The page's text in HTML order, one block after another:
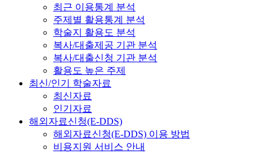
최근 이용통계 분석
주제별 활용통계 분석
학술지 활용도 분석
복사/대출제공 기관 분석
복사/대출신청 기관 분석
활용도 높은 주제
최신/인기 학술자료
최신자료
인기자료
해외자료신청(E-DDS)
해외자료신청(E-DDS) 이용 방법
비용지원 서비스 안내